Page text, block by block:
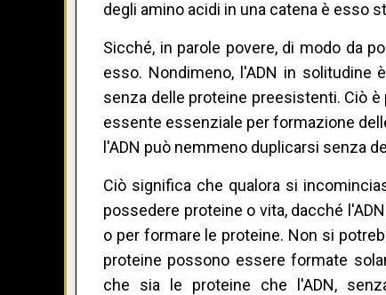
degli amino acidi in una catena è esso
Sicché, in parole povere, di modo da
esso. Nondimeno, l'ADN in solitudine
senza delle proteine preesistenti. Ciò
essente essenziale per formazione
l'ADN può nemmeno duplicarsi senza
Ciò significa che qualora si
possedere proteine o vita, dacché
o per formare le proteine. Non si
proteine possono essere formate
che sia le proteine che l'ADN,